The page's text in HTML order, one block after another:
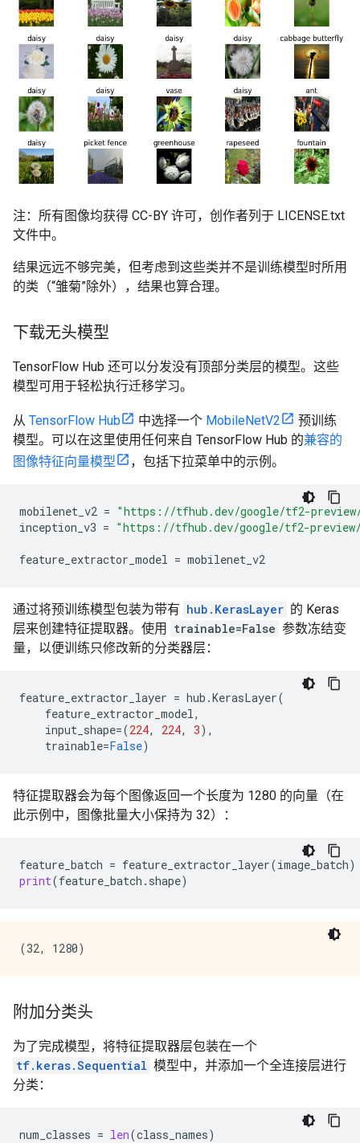
注：所有图像均获得 CC-BY 许可，创作者列于 LICENSE.txt
文件中。
结果远远不够完美，但考虑到这些类并不是训练模型时所用
的类（“雏菊”除外），结果也算合理。
下载无头模型
TensorFlow Hub 还可以分发没有顶部分类层的模型。这些
模型可用于轻松执行迁移学习。
从 TensorFlow Hub 中选择一个 MobileNetV2
预训练
模型。可以在这里使用任何来自 TensorFlow Hub 的兼容的
图像特征向量模型
，包括下拉菜单中的示例。
mobilenet_v2 = "https://tfhub.dev/google/tf2-
inception_v3 = "https://tfhub.dev/google/tf2-
feature_extractor_model = mobilenet_v2
通过将预训练模型包装为带有 hub.KerasLayer 的 Keras
层来创建特征提取器。使用
trainable=False 参数冻结变
量，以便训练只修改新的分类器层：
feature_extractor_layer = hub .KerasLayer(
feature_extractor_model ,
input_shape=(224, 224, 3),
trainable=False)
特征提取器会为每个图像返回一个长度为 1280 的向量（在
此示例中，图像批量大小保持为 32）：
feature_batch = feature_extractor_layer(image_batch)
print(feature_batch . shape)
附加分类头
为了完成模型，将特征提取器层包装在一个
tf.keras.Sequential 模型中，并添加一个全连接层进行
分类：
num_classes = len(class_names)